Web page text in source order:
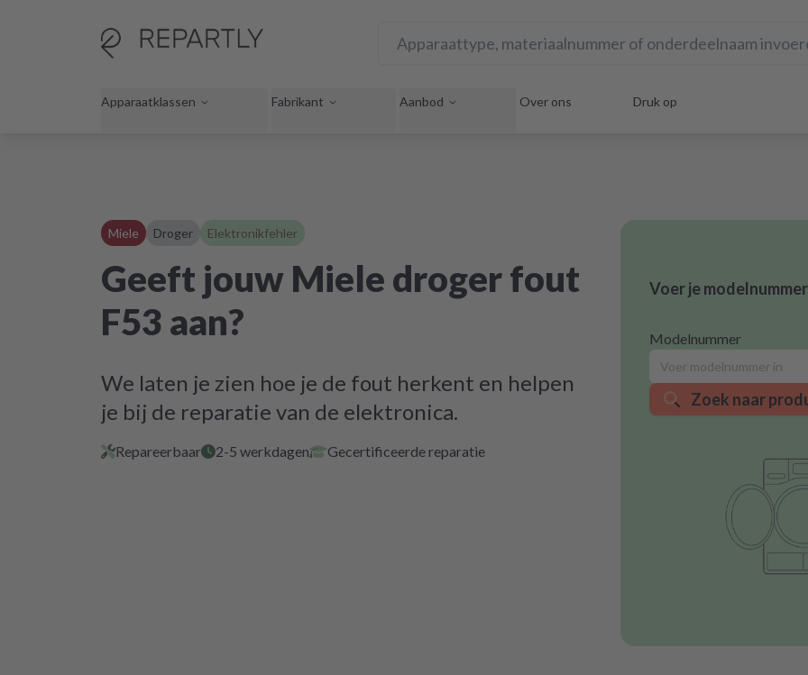
Apparaatklassen Fabrikant Aanbod Over ons Druk op
Miele Droger Elektronikfehler
Geeft jouw Miele droger fout
F53 aan?
We laten je zien hoe je de fout herkent en helpen
je bij de reparatie van de elektronica.
Repareerbaar 2-5 werkdagen Gecertificeerde reparatie
Voer je
Modelnummer
Zoek naar